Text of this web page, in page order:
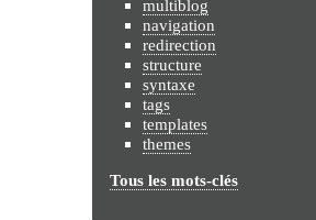
multiblog
navigation
redirection
structure
syntaxe
tags
templates
themes
Tous les mots-clés